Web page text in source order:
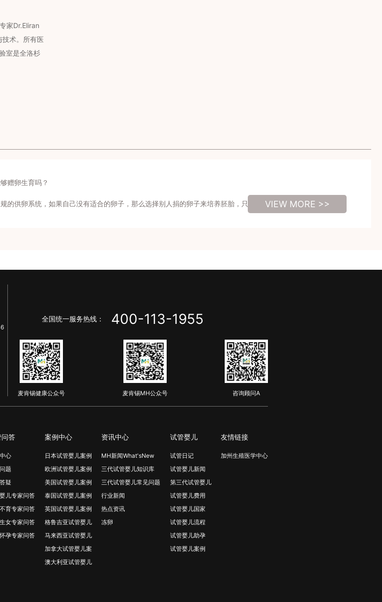
家Dr.Eliran
术。所有医
室是全洛杉
赠卵生育吗？
的供卵系统，如果自己没有适合的卵子，那么选择别人捐的卵子来培养胚胎，只要提供申请，检查条件合格就可
VIEW MORE >>
全国统一服务热线： 400-113-1955
麦肯锡健康公众号 麦肯锡MH公众号 咨询顾问A
问答
心
题
疑
儿专家问答
育专家问答
女专家问答
孕专家问答
案例中心
日本试管婴儿案例
欧洲试管婴儿案例
美国试管婴儿案例
泰国试管婴儿案例
英国试管婴儿案例
格鲁吉亚试管婴儿
马来西亚试管婴儿
加拿大试管婴儿案
澳大利亚试管婴儿
资讯中心
MH新闻What'sNew
三代试管婴儿知识库
三代试管婴儿常见问题
行业新闻
热点资讯
冻卵
试管婴儿
试管日记
试管婴儿新闻
第三代试管婴儿
试管婴儿费用
试管婴儿国家
试管婴儿流程
试管婴儿助孕
试管婴儿案例
友情链接
加州生殖医学中心